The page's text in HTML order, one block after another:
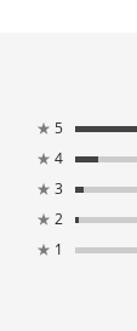
★ 5
★ 4
★ 3
★ 2
★ 1